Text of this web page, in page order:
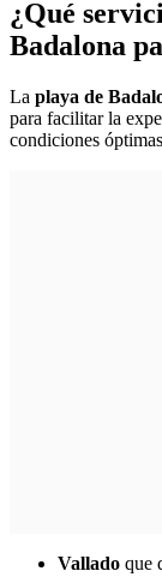
¿Qué
Badalona
La playa de
para facilitar la
condiciones
Vallado que